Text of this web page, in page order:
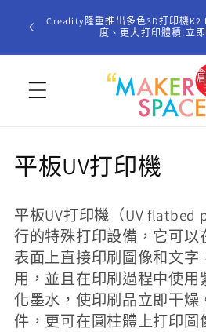
跳至內
容
Creality隆重推出多色3D打印機K2
度、更大打印體積!立
商
系
列
:
平板UV打印機
平板UV打印機（UV flatbed
行的特殊打印設備，它可以
表面上直接印刷圖像和文字
用，並且在印刷過程中使用
化墨水，使印刷品立即干燥
件，更可在圓柱體上打印圖